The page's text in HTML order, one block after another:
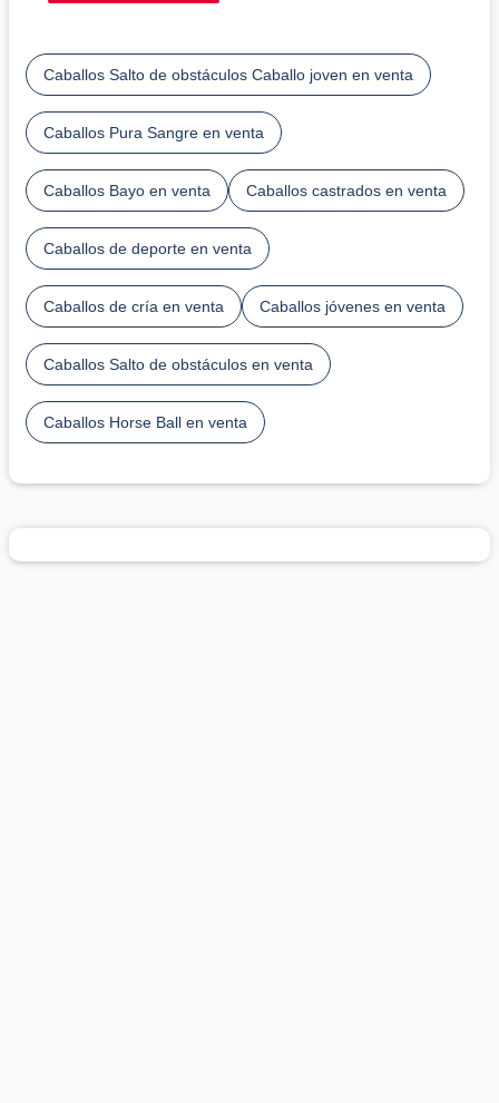
Caballos Salto de obstáculos Caballo joven en venta
Caballos Pura Sangre en venta
Caballos Bayo en venta Caballos castrados en venta
Caballos de deporte en venta
Caballos de cría en venta Caballos jóvenes en venta
Caballos Salto de obstáculos en venta
Caballos Horse Ball en venta